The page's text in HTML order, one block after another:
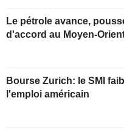
Le pétrole avance,
d'accord au Moyen-
Bourse Zurich: le SMI
l'emploi américain